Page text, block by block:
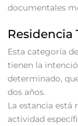
documentales
Residencia
Esta categoría
tienen la
determinado,
dos años.
La estancia está
actividad